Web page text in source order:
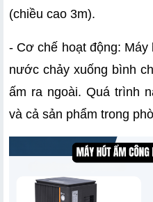
(chiều cao 3m).
- Cơ chế hoạt động:
nước chảy xuống bình
ấm ra ngoài. Quá trình
và cả sản phẩm trong